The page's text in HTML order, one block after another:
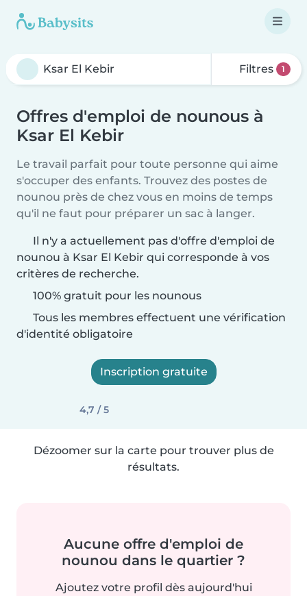
Filtres 1
Offres d'emploi de nounous à
Ksar El Kebir
Le travail parfait pour toute personne qui aime
s'occuper des enfants. Trouvez des postes de
nounou près de chez vous en moins de temps
qu'il ne faut pour préparer un sac à langer.
Il n'y a actuellement pas d'offre d'emploi de
nounou à Ksar El Kebir qui corresponde à vos
critères de recherche.
100% gratuit pour les nounous
Tous les membres effectuent une vérification
d'identité obligatoire
Inscription gratuite
4,7 / 5
Dézoomer sur la carte pour trouver plus de
résultats.
Aucune offre d'emploi de
nounou dans le quartier ?
Ajoutez votre profil dès aujourd'hui